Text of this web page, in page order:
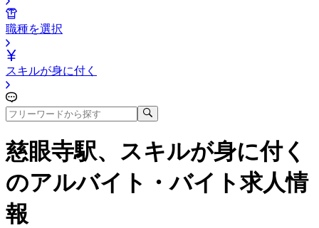
職種を選択
スキルが身に付く
慈眼寺駅、スキルが身に付く
のアルバイト・バイト求人情
報